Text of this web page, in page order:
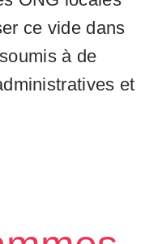
ce vide dans
à de
et